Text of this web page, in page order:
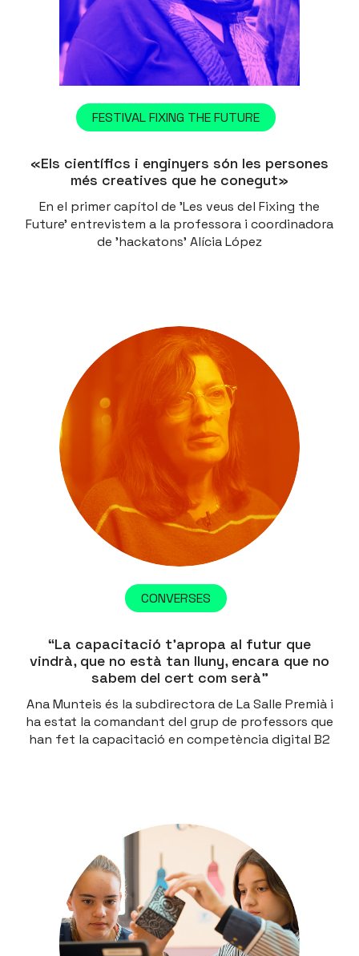
FESTIVAL FIXING THE FUTURE
«Els científics i enginyers són les persones
més creatives que he conegut»
En el primer capítol de 'Les veus del Fixing the
Future' entrevistem a la professora i coordinadora
de 'hackatons' Alícia López
CONVERSES
“La capacitació t’apropa al futur que
vindrà, que no està tan lluny, encara que no
sabem del cert com serà”
Ana Munteis és la subdirectora de La Salle Premià i
ha estat la comandant del grup de professors que
han fet la capacitació en competència digital B2